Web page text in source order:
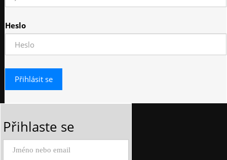
Heslo
Přihlaste se